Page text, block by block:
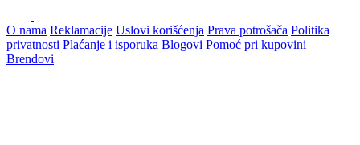
O nama Reklamacije Uslovi korišćenja Prava potrošača Politika
privatnosti Plaćanje i isporuka Blogovi Pomoć pri kupovini
Brendovi